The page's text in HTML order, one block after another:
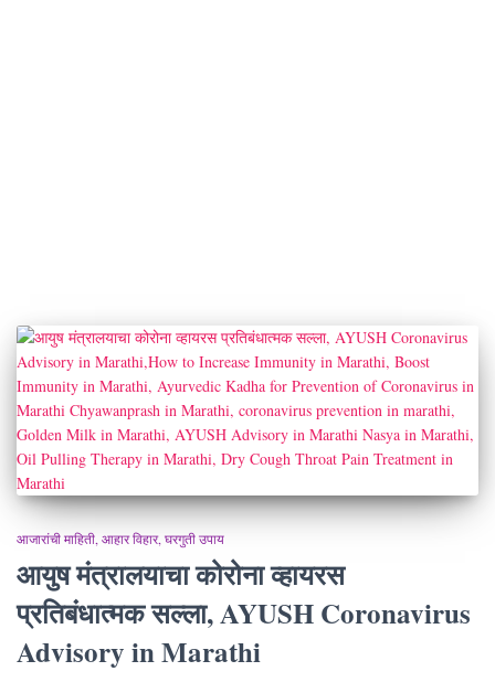
आजारांची माहिती आहार विहार घरगुती उपाय
आयुष मंत्रालयाचा कोरोना व्हायरस
प्रतिबंधात्मक सल्ला, AYUSH Coronavirus
Advisory in Marathi